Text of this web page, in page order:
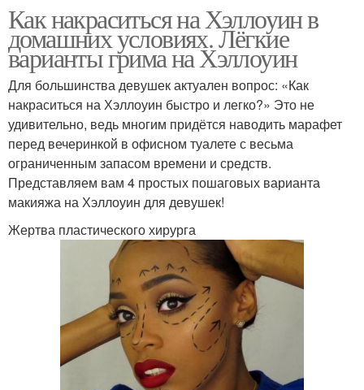
Как накраситься на Хэллоуин в
домашних условиях. Лёгкие
варианты грима на Хэллоуин
Для большинства девушек актуален вопрос: «Как
накраситься на Хэллоуин быстро и легко?» Это не
удивительно, ведь многим придётся наводить марафет
перед вечеринкой в офисном туалете с весьма
ограниченным запасом времени и средств.
Представляем вам 4 простых пошаговых варианта
макияжа на Хэллоуин для девушек!
Жертва пластического хирурга